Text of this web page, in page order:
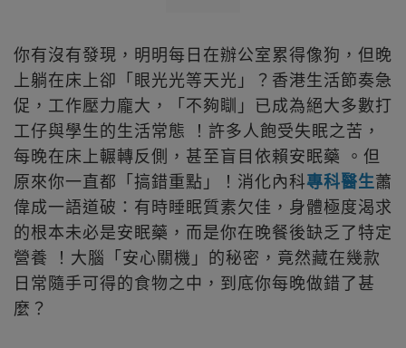
你有沒有發現，明明每日在辦公室累得像狗，但晚
上躺在床上卻「眼光光等天光」？香港生活節奏急
促，工作壓力龐大，「不夠瞓」已成為絕大多數打
工仔與學生的生活常態 ！許多人飽受失眠之苦，
每晚在床上輾轉反側，甚至盲目依賴安眠藥 。但
原來你一直都「搞錯重點」！消化內科專科醫生蕭
偉成一語道破：有時睡眠質素欠佳，身體極度渴求
的根本未必是安眠藥，而是你在晚餐後缺乏了特定
營養 ！大腦「安心關機」的秘密，竟然藏在幾款
日常隨手可得的食物之中，到底你每晚做錯了甚
麼？